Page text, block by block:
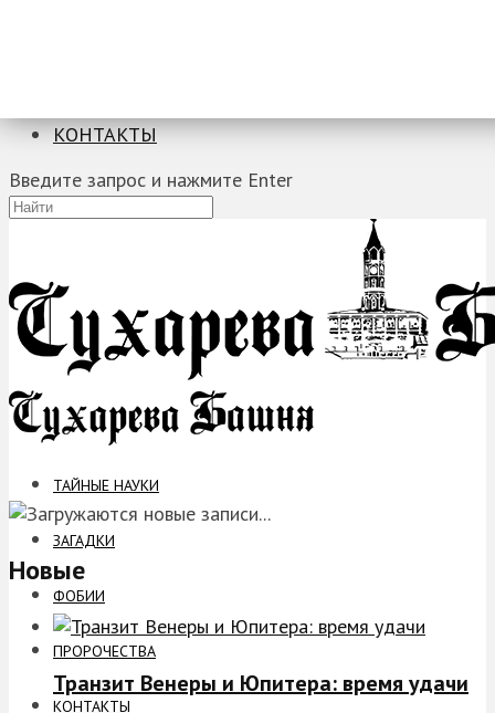
КОНТАКТЫ
Введите запрос и нажмите Enter
ТАЙНЫЕ НАУКИ
ЗАГАДКИ
ФОБИИ
ПРОРОЧЕСТВА
КОНТАКТЫ
Новые
Транзит Венеры и Юпитера: время удачи